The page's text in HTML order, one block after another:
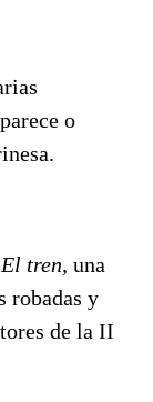
o
El tren, una
robadas y
de la II